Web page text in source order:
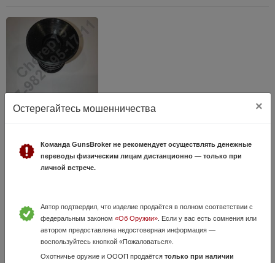
5 500 руб.
Челябинская область, Челябинск
Продам наглазник "Кошачий глаз" для теплоприцелов CONOTECH
Остерегайтесь мошенничества ×
Команда GunsBroker не рекомендует осуществлять денежные
переводы физическим лицам дистанционно — только при
личной встрече.
Автор подтвердил, что изделие продаётся в полном соответствии с
федеральным законом «Об Оружии». Если у вас есть сомнения или
автором предоставлена недостоверная информация —
воспользуйтесь кнопкой «Пожаловаться».
Охотничье оружие и ОООП продаётся только при наличии